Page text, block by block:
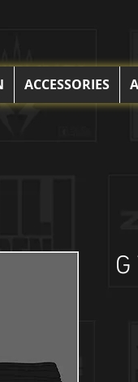
ACCESSORIES